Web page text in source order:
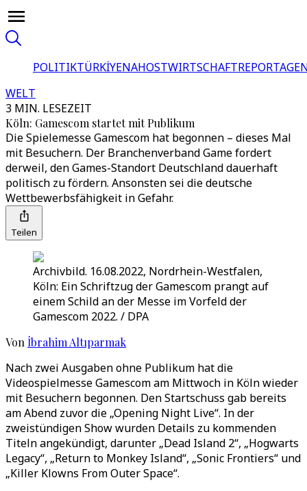
POLITIKTÜRKİYENAHOSTWIRTSCHAFT
WELT
3 MIN. LESEZEIT
Köln: Gamescom startet mit Publikum
Die Spielemesse Gamescom hat begonnen – dieses Mal
mit Besuchern. Der Branchenverband Game fordert
derweil, den Games-Standort Deutschland dauerhaft
politisch zu fördern. Ansonsten sei die deutsche
Wettbewerbsfähigkeit in Gefahr.
Teilen
Archivbild. 16.08.2022, Nordrhein-Westfalen,
Köln: Ein Schriftzug der Gamescom prangt auf
einem Schild an der Messe im Vorfeld der
Gamescom 2022. / DPA
Von İbrahim Altıparmak
Nach zwei Ausgaben ohne Publikum hat die
Videospielmesse Gamescom am Mittwoch in Köln wieder
mit Besuchern begonnen. Den Startschuss gab bereits
am Abend zuvor die „Opening Night Live“. In der
zweistündigen Show wurden Details zu kommenden
Titeln angekündigt, darunter „Dead Island 2“, „Hogwarts
Legacy“, „Return to Monkey Island“, „Sonic Frontiers“ und
„Killer Klowns From Outer Space“.